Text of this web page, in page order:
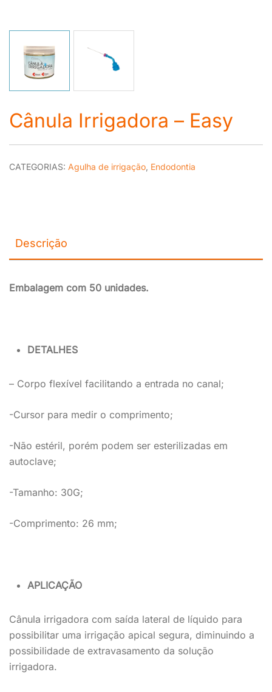
Cânula Irrigadora – Easy
CATEGORIAS: Agulha de irrigação Endodontia
Descrição
Embalagem com 50 unidades.
DETALHES
– Corpo flexível facilitando a entrada no canal;
-Cursor para medir o comprimento;
-Não estéril, porém podem ser esterilizadas em
autoclave;
-Tamanho: 30G;
-Comprimento: 26 mm;
APLICAÇÃO
Cânula irrigadora com saída lateral de líquido para
possibilitar uma irrigação apical segura, diminuindo a
possibilidade de extravasamento da solução
irrigadora.